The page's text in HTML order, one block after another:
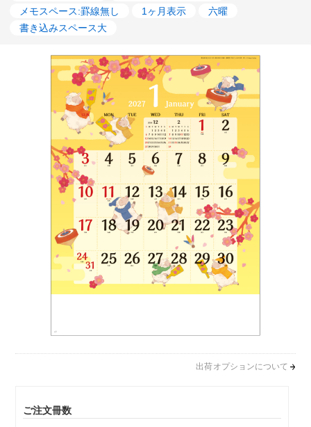
メモスペース:罫線無し
1ヶ月表示
六曜
書き込みスペース大
出荷オプションについて
ご注文冊数